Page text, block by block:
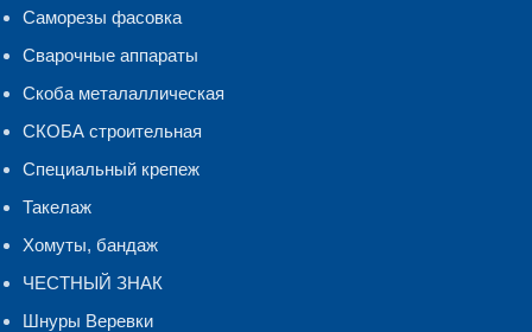
Саморезы фасовка
Сварочные аппараты
Скоба металаллическая
СКОБА строительная
Специальный крепеж
Такелаж
Хомуты, бандаж
ЧЕСТНЫЙ ЗНАК
Шнуры Веревки